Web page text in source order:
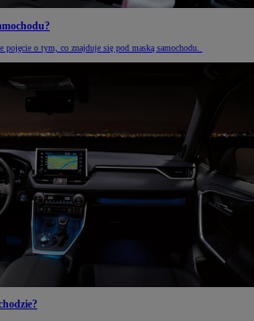
o tym, co znajduje się pod maską samochodu.